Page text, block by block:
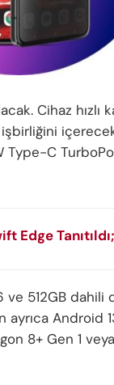
Cihaz hızlı
işbirliğini
C
Edge
ve 512GB
ayrıca Android
8+ Gen 1